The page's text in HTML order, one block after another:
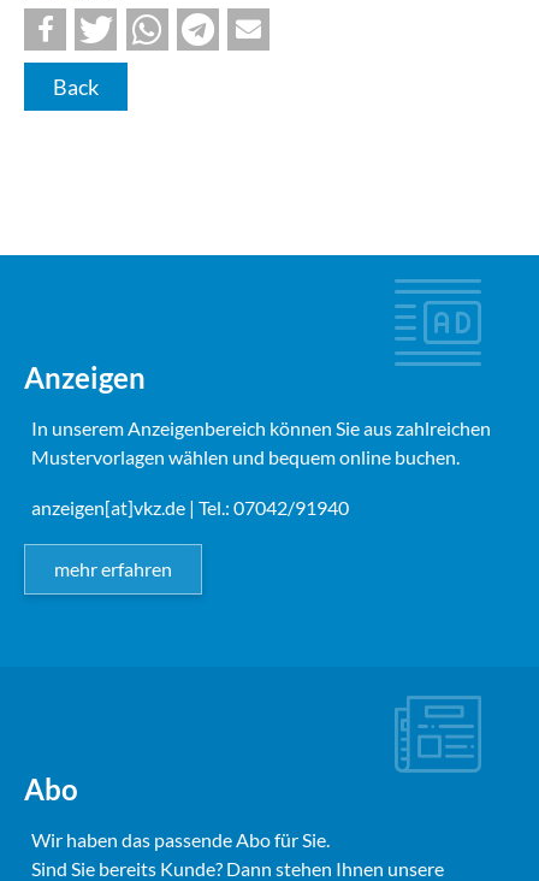
Back
Anzeigen
In unserem Anzeigenbereich können Sie aus zahlreichen
Mustervorlagen wählen und bequem online buchen.
anzeigen[at]vkz.de | Tel.: 07042/91940
mehr erfahren
Abo
Wir haben das passende Abo für Sie.
Sind Sie bereits Kunde? Dann stehen Ihnen unsere